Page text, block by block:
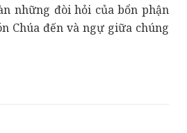
những đòi hỏi của bổn phận
Chúa đến và ngự giữa chúng